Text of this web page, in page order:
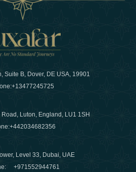
Suite B, Dover, DE USA, 19901
+13477245725
Luton, England, LU1 1SH
+442034682356
Level 33, Dubai, UAE
+971552944761